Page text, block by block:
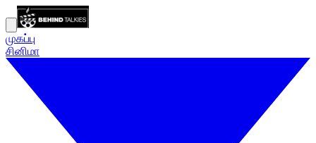
முகப்பு
சினிமா